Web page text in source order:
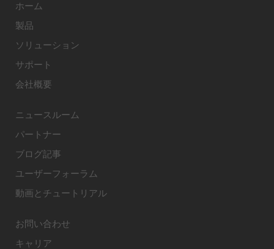
ホーム
製品
ソリューション
サポート
会社概要
ニュースルーム
パートナー
ブログ記事
ユーザーフォーラム
動画とチュートリアル
お問い合わせ
キャリア